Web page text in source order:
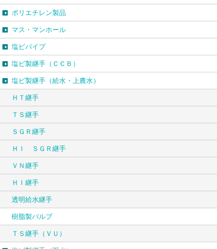
ポリエチレン製品
マス・マンホール
塩ビパイプ
塩ビ製継手（ＣＣＢ）
塩ビ製継手（給水・上農水）
ＨＴ継手
ＴＳ継手
ＳＧＲ継手
ＨＩ ＳＧＲ継手
ＶＮ継手
ＨＩ継手
透明給水継手
樹脂製バルブ
ＴＳ継手（ＶＵ）